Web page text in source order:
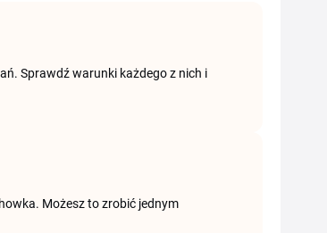
Sprawdź warunki każdego z nich i
Możesz to zrobić jednym